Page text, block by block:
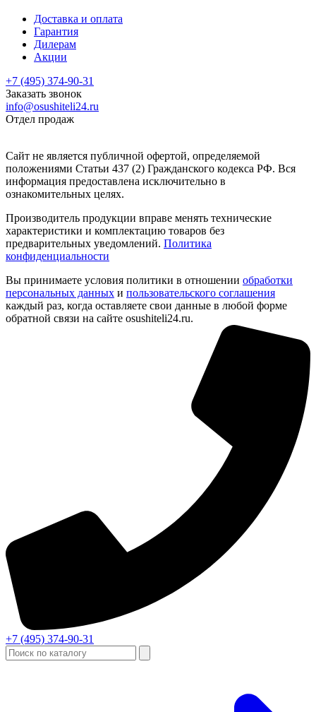
Доставка и оплата
Гарантия
Дилерам
Акции
+7 (495) 374-90-31
Заказать звонок
info@osushiteli24.ru
Отдел продаж
Сайт не является публичной офертой, определяемой
положениями Статьи 437 (2) Гражданского кодекса РФ. Вся
информация предоставлена исключительно в
ознакомительных целях.
Производитель продукции вправе менять технические
характеристики и комплектацию товаров без
предварительных уведомлений. Политика
конфиденциальности
Вы принимаете условия политики в отношении обработки
персональных данных и пользовательского соглашения
каждый раз, когда оставляете свои данные в любой форме
обратной связи на сайте osushiteli24.ru.
+7 (495) 374-90-31